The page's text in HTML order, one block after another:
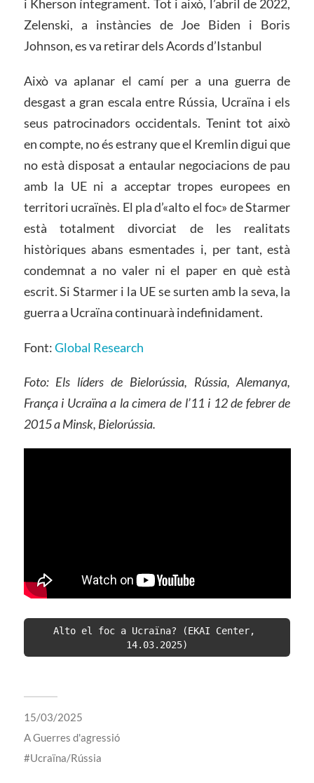
i Kherson íntegrament. Tot i això, l’abril de 2022,
Zelenski, a instàncies de Joe Biden i Boris
Johnson, es va retirar dels Acords d’Istanbul
Això va aplanar el camí per a una guerra de
desgast a gran escala entre Rússia, Ucraïna i els
seus patrocinadors occidentals. Tenint tot això
en compte, no és estrany que el Kremlin digui que
no està disposat a entaular negociacions de pau
amb la UE ni a acceptar tropes europees en
territori ucraïnès. El pla d’«alto el foc» de Starmer
està totalment divorciat de les realitats
històriques abans esmentades i, per tant, està
condemnat a no valer ni el paper en què està
escrit. Si Starmer i la UE se surten amb la seva, la
guerra a Ucraïna continuarà indefinidament.
Font:Global Research
Foto: Els líders de Bielorússia, Rússia, Alemanya,
França i Ucraïna a la cimera de l’11 i 12 de febrer de
2015 a Minsk, Bielorússia.
Alto el foc a Ucraïna? (EKAI Center,
14.03.2025)
15/03/2025
AGuerres d'agressió
Ucraïna/Rússia